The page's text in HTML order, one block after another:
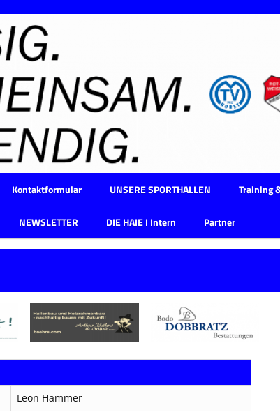
Kontaktformular UNSERE SPORTHALLEN Training
NEWSLETTER DIE HAIE I Intern Partner
Leon Hammer